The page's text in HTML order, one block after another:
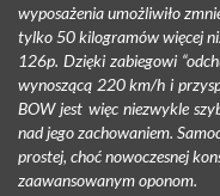
wyposażenia umożliwiło
tylko 50 kilogramów więcej
126p. Dzięki zabiegowi
wynoszącą 220 km/h i
BOW jest więc niezwykle
nad jego zachowaniem.
prostej, choć nowoczesnej
zaawansowanym oponom.